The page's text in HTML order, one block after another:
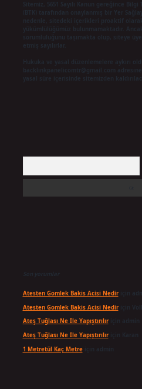
Sitemiz, 5651 Sayılı Kanun gereğince
(BTK) tarafından onaylanmış bir Yer
nedenle, sitedeki içerikleri proaktif
yükümlülüğümüz bulunmamaktadır.
Hukuka ve yasal düzenlemelere aykırı
Son yorumlar
Atesten Gomlek Bakis Acisi Nediriçin
Atesten Gomlek Bakis Acisi Nediriçin
Ateş Tuğlası Ne Ile Yapıştırılıriçin
Ateş Tuğlası Ne Ile Yapıştırılıriçin
1 Metretül Kaç Metreiçin